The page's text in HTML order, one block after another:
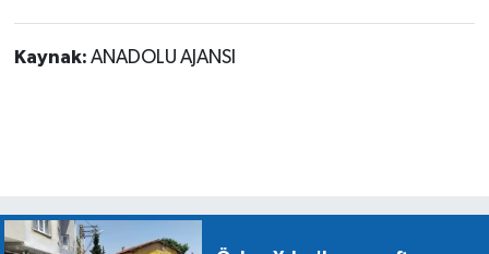
Kaynak: ANADOLU AJANSI